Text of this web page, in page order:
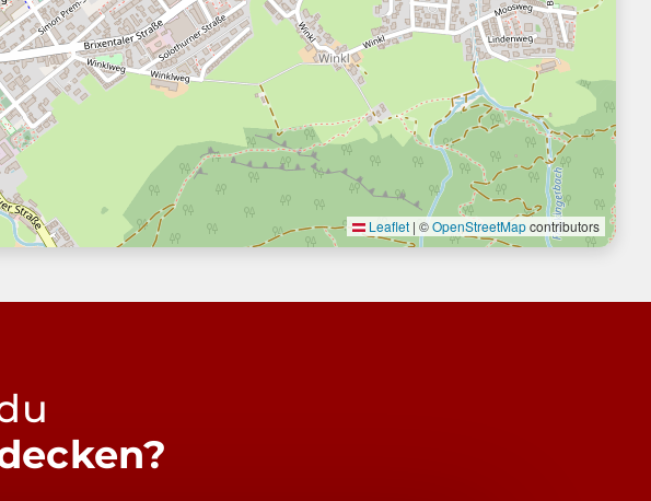
Leaflet | ©OpenStreetMapcontributors